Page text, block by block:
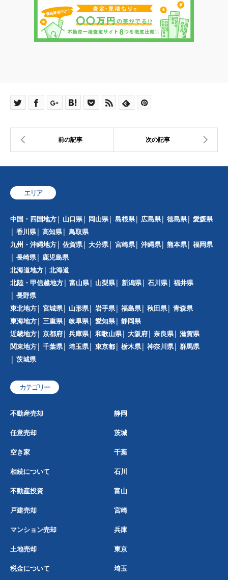
エリア
中国・四国地方 山口県 岡山県 島根県 広島県 徳島県
愛媛県
香川県
高知県
鳥取県
九州・沖縄地方
佐賀県 大分県 宮崎県 沖縄県 熊本県
福岡県
長崎県
鹿児島県
北海道地方
北海道
北陸・甲信越地方
富山県 山梨県 新潟県 石川県
福井県
長野県
東北地方
宮城県 山形県 岩手県 福島県 秋田県
青森県
東海地方
三重県 岐阜県 愛知県
静岡県
近畿地方
京都府 兵庫県 和歌山県 大阪府 奈良県
滋賀県
関東地方
千葉県 埼玉県 東京都 栃木県 神奈川県
群馬県
茨城県
カテゴリー
不動産売却 静岡
任意売却 茨城
空き家 千葉
相続について 石川
不動産投資 富山
戸建売却 宮崎
マンション売却 兵庫
土地売却 東京
税金について 埼玉